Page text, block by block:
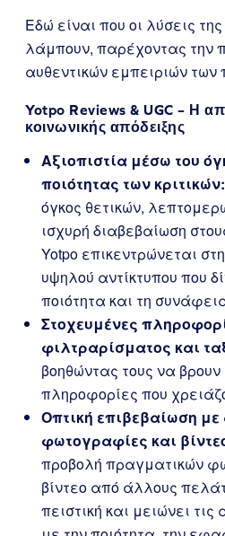
Εδώ είναι που οι λύσεις
λάμπουν, παρέχοντας την
αυθεντικών εμπειριών
Yotpo Reviews & UGC – Η
κοινωνικής απόδειξης
Αξιοπιστία μέσω του
ποιότητας των κριτικών:
όγκος θετικών,
ισχυρή διαβεβαίωση
Yotpo επικεντρώνεται
υψηλού αντίκτυπου που
ποιότητα και τη
Στοχευμένες
φιλτραρίσματος και
βοηθώντας τους να βρουν
πληροφορίες που
Οπτική επιβεβαίωση με
φωτογραφίες και
προβολή πραγματικών
βίντεο από άλλους
πειστική και μειώνει